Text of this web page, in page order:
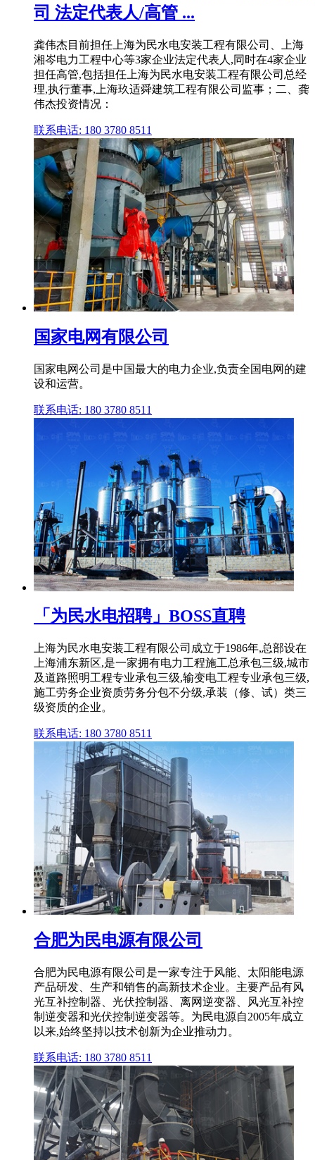
司 法定代表人/高管 ...
龚伟杰目前担任上海为民水电安装工程有限公司、上海
湘岑电力工程中心等3家企业法定代表人,同时在4家企业
担任高管,包括担任上海为民水电安装工程有限公司总经
理,执行董事,上海玖适舜建筑工程有限公司监事；二、龚
伟杰投资情况：
联系电话: 180 3780 8511
国家电网有限公司
国家电网公司是中国最大的电力企业,负责全国电网的建
设和运营。
联系电话: 180 3780 8511
「为民水电招聘」BOSS直聘
上海为民水电安装工程有限公司成立于1986年,总部设在
上海浦东新区,是一家拥有电力工程施工总承包三级,城市
及道路照明工程专业承包三级,输变电工程专业承包三级,
施工劳务企业资质劳务分包不分级,承装（修、试）类三
级资质的企业。
联系电话: 180 3780 8511
合肥为民电源有限公司
合肥为民电源有限公司是一家专注于风能、太阳能电源
产品研发、生产和销售的高新技术企业。主要产品有风
光互补控制器、光伏控制器、离网逆变器、风光互补控
制逆变器和光伏控制逆变器等。为民电源自2005年成立
以来,始终坚持以技术创新为企业推动力。
联系电话: 180 3780 8511